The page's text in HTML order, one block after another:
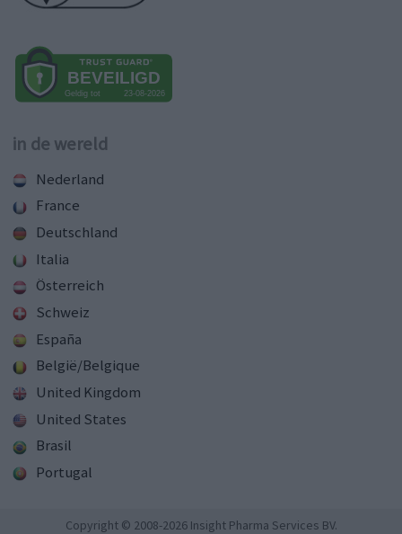
in de wereld
Nederland
France
Deutschland
Italia
Österreich
Schweiz
España
België/Belgique
United Kingdom
United States
Brasil
Portugal
Copyright © 2008-2026 Insight Pharma Services BV.